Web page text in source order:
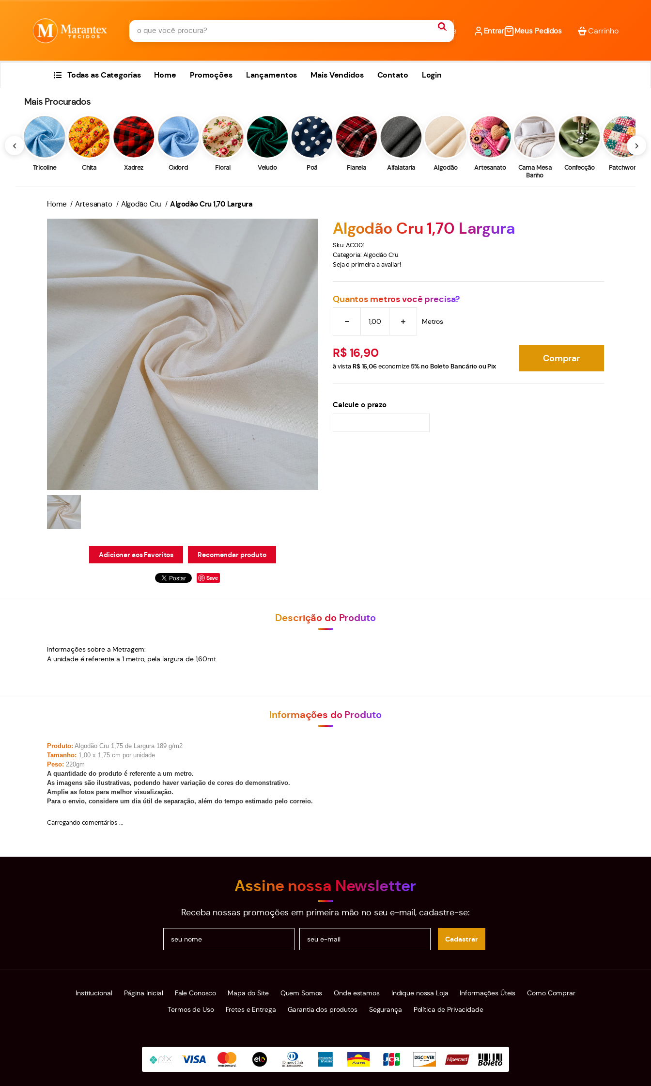
Entrar Meus Pedidos
Todas as Categorias Home Promoções Lançamentos Mais Vendidos Contato Login
‹
Mais Procurados
Tricoline Chita Xadrez Oxford Floral Veludo Poá Flanela Alfaiataria Algodão Artesanato
Cama Mesa
Banho
Confecção Patchwork
›
Home Artesanato Algodão Cru Algodão Cru 1,70 Largura
Adicionar aos Favoritos Recomendar produto
Save
Algodão Cru 1,70 Largura
Sku:AC001
Categoria: Algodão Cru
Seja o primeira a avaliar!
Quantos metros você precisa?
Metros
R$ 16,90
à vistaR$ 16,06economize 5%no Boleto Bancário ou Pix
Comprar
Calcule o prazo
Descrição do Produto
Informações sobre a Metragem:
A unidade é referente a 1 metro, pela largura de 1,60mt.
Informações do Produto
Produto: Algodão Cru 1,75 de Largura 189 g/m2
Tamanho: 1,00 x 1,75 cm por unidade
Peso: 220gm
A quantidade do produto é referente a um metro.
As imagens são ilustrativas, podendo haver variação de cores do demonstrativo.
Amplie as fotos para melhor visualização.
Para o envio, considere um dia útil de separação, além do tempo estimado pelo correio.
Carregando comentários ...
Assine nossa Newsletter
Receba nossas promoções em primeira mão no seu e-mail, cadastre-se:
Cadastrar
Institucional Página Inicial Fale Conosco Mapa do Site Quem Somos Onde estamos Indique nossa Loja Informações Úteis
Como Comprar
Termos de Uso
Fretes e Entrega Garantia dos produtos Segurança Política de Privacidade